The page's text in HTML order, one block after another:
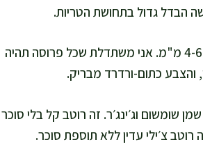
הבדל גדול בתחושת הטריות.
אני חותכת את הסלמון נגד כיוון הסיבים, בזווית קלה, לפרוסות בעובי 4-6 מ"מ. אני משתדלת שכל פרוסה תהיה
והצבע כתום-ורדרד מבריק.
שומשום וג׳ינג׳ר. זה רוטב קל בלי סוכר
צ׳ילי עדין ללא תוספת סוכר.